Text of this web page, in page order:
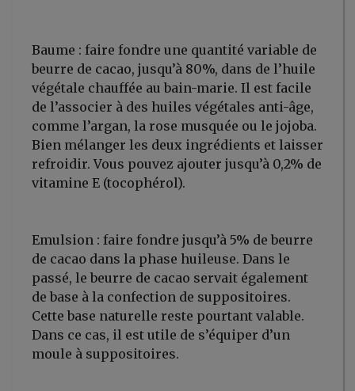
Baume : faire fondre une quantité variable de
beurre de cacao, jusqu’à 80%, dans de l’huile
végétale chauffée au bain-marie. Il est facile
de l’associer à des huiles végétales anti-âge,
comme l’argan, la rose musquée ou le jojoba.
Bien mélanger les deux ingrédients et laisser
refroidir. Vous pouvez ajouter jusqu’à 0,2% de
vitamine E (tocophérol).
Emulsion : faire fondre jusqu’à 5% de beurre
de cacao dans la phase huileuse. Dans le
passé, le beurre de cacao servait également
de base à la confection de suppositoires.
Cette base naturelle reste pourtant valable.
Dans ce cas, il est utile de s’équiper d’un
moule à suppositoires.